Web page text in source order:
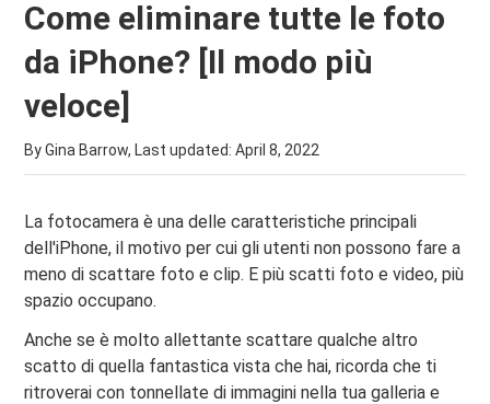
Come eliminare tutte le foto
da iPhone? [Il modo più
veloce]
By Gina Barrow, Last updated:April 8, 2022
La fotocamera è una delle caratteristiche principali
dell'iPhone, il motivo per cui gli utenti non possono fare a
meno di scattare foto e clip. E più scatti foto e video, più
spazio occupano.
Anche se è molto allettante scattare qualche altro
scatto di quella fantastica vista che hai, ricorda che ti
ritroverai con tonnellate di immagini nella tua galleria e